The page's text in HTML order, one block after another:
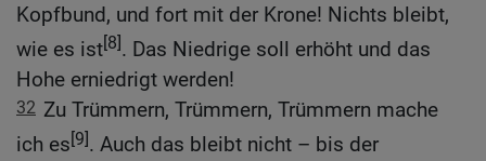
Kopfbund, und fort mit der Krone! Nichts bleibt,
wie es ist[8]. Das Niedrige soll erhöht und das
Hohe erniedrigt werden!
32 Zu Trümmern, Trümmern, Trümmern mache
ich es[9]. Auch das bleibt nicht – bis der